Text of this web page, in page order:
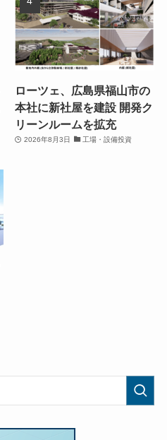
ローツェ、広島県福山市の
本社に新社屋を建設 開発ク
リーンルームを拡充
2026年8月3日 工場・設備投資